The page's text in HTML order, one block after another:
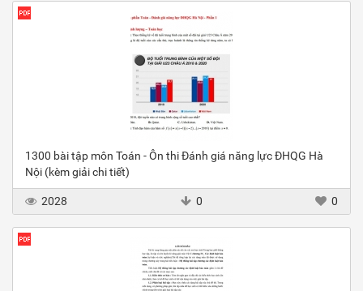
1300 bài tập môn Toán - Ôn thi Đánh giá năng lực ĐHQG Hà
Nội (kèm giải chi tiết)
2028 0 0